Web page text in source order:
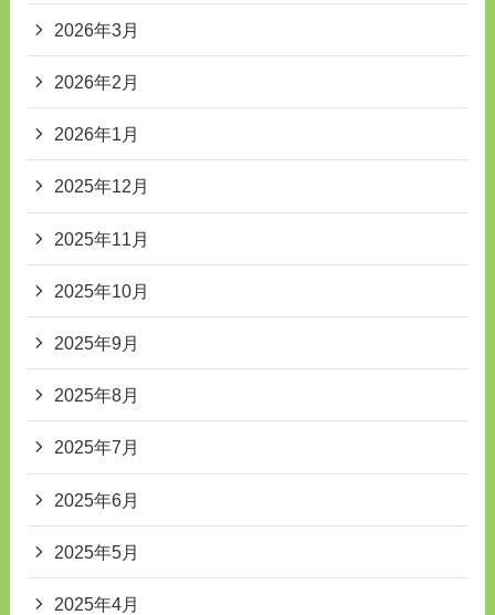
2026年3月
2026年2月
2026年1月
2025年12月
2025年11月
2025年10月
2025年9月
2025年8月
2025年7月
2025年6月
2025年5月
2025年4月